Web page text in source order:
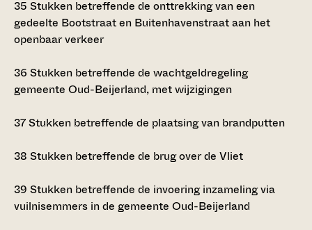
35 Stukken betreffende de onttrekking van een
gedeelte Bootstraat en Buitenhavenstraat aan het
openbaar verkeer
36 Stukken betreffende de wachtgeldregeling
gemeente Oud-Beijerland, met wijzigingen
37Stukken betreffende de plaatsing van brandputten
38 Stukken betreffende de brug over de Vliet
39 Stukken betreffende de invoering inzameling via
vuilnisemmers in de gemeente Oud-Beijerland